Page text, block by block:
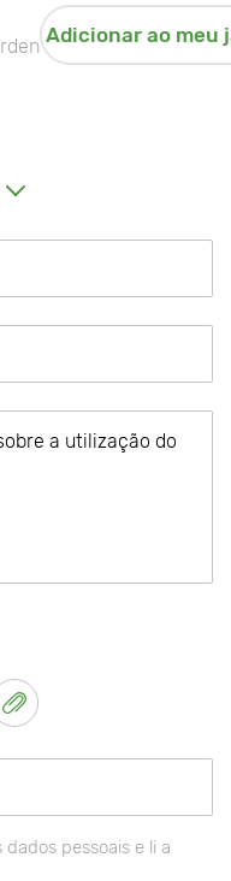
Adicionar ao meu
pessoais e li a